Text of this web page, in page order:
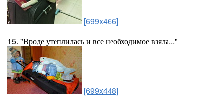
[699x466]
15. "Вроде утеплилась и все необходимое взяла..."
[699x448]